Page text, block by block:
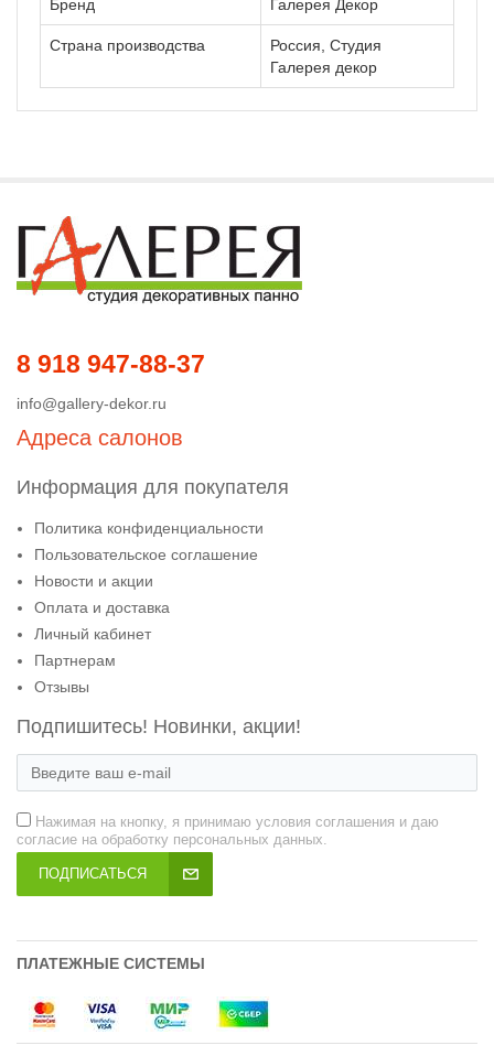
Бренд Галерея Декор
Страна производства
Россия, Студия
Галерея декор
8 918 947-88-37
info@gallery-dekor.ru
Адреса салонов
Информация для покупателя
Политика конфиденциальности
Пользовательское соглашение
Новости и акции
Оплата и доставка
Личный кабинет
Партнерам
Отзывы
Подпишитесь! Новинки, акции!
Нажимая на кнопку, я принимаю условия соглашения и даю
согласие на обработку персональных данных.
ПОДПИСАТЬСЯ
ПЛАТЕЖНЫЕ СИСТЕМЫ